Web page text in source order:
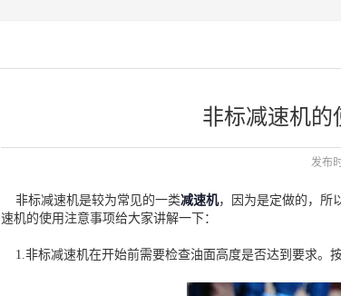
非标减速机的
发布
非标减速机是较为常见的一类减速机，因为是定做的，所
速机的使用注意事项给大家讲解一下：
1.非标减速机在开始前需要检查油面高度是否达到要求。